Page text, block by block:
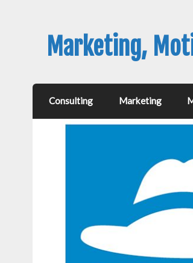
Marketing,
Consulting Marketing